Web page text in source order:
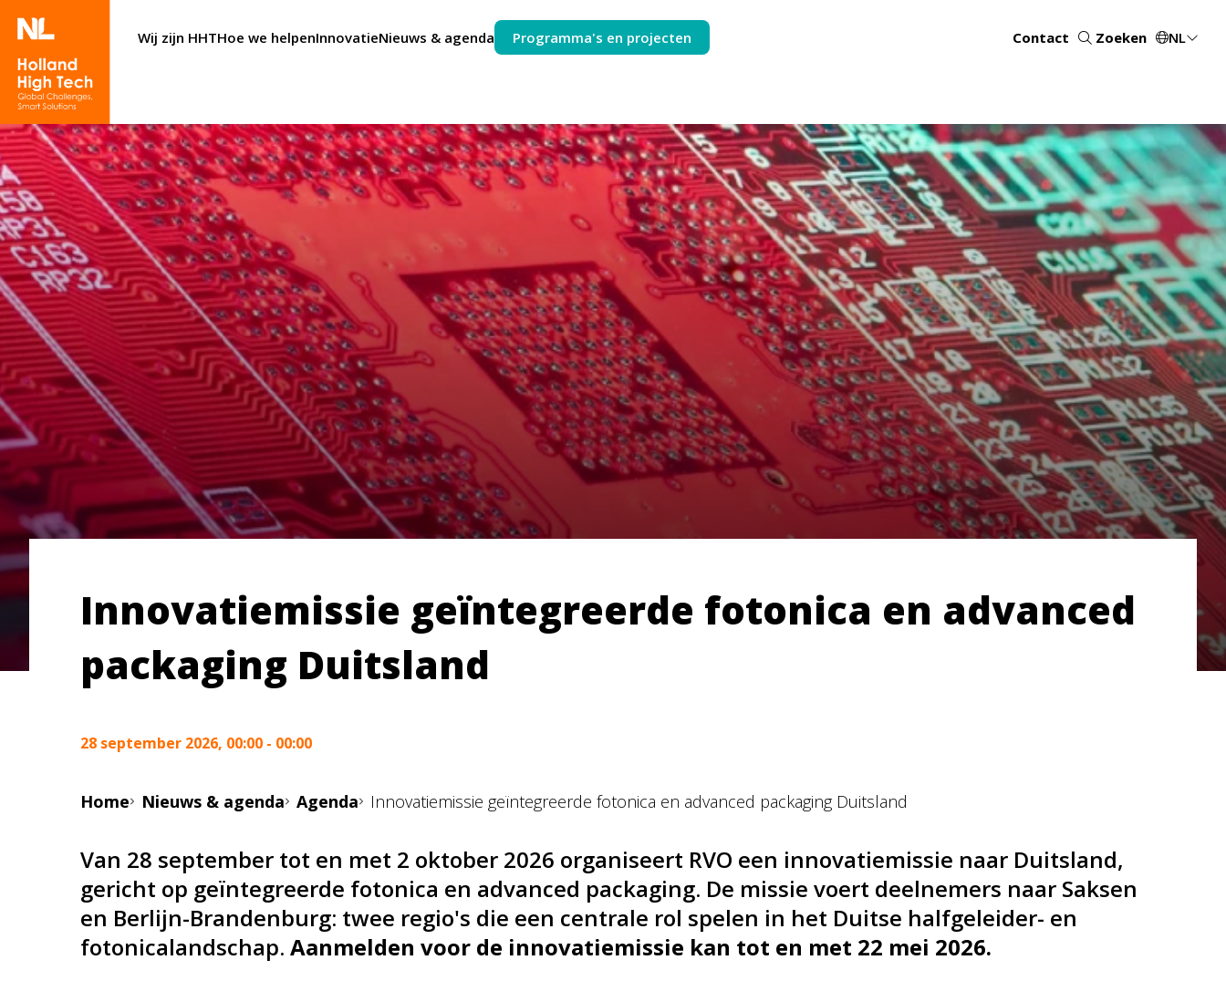
Wij zijn HHTHoe we helpenInnovatieNieuws & agenda Programma's en projecten Contact Zoeken NL
Innovatiemissie geïntegreerde fotonica en advanced
packaging Duitsland
28 september 2026, 00:00 - 00:00
Home Nieuws & agenda Agenda Innovatiemissie geïntegreerde fotonica en advanced packaging Duitsland
Van 28 september tot en met 2 oktober 2026 organiseert RVO een innovatiemissie naar Duitsland,
gericht op geïntegreerde fotonica en advanced packaging. De missie voert deelnemers naar Saksen
en Berlijn-Brandenburg: twee regio's die een centrale rol spelen in het Duitse halfgeleider- en
fotonicalandschap. Aanmelden voor de innovatiemissie kan tot en met 22 mei 2026.